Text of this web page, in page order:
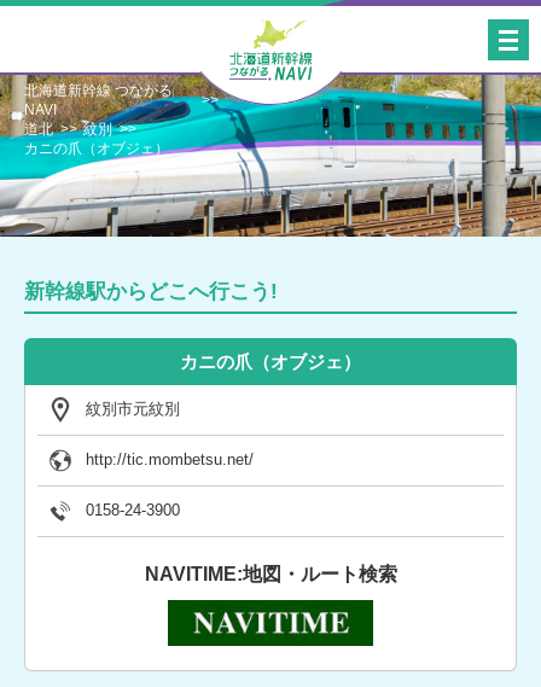
北海道新幹線 つながる
NAVI
道北
紋別
カニの爪（オブジェ）
新幹線駅からどこへ行こう!
カニの爪（オブジェ）
紋別市元紋別
http://tic.mombetsu.net/
0158-24-3900
NAVITIME:地図・ルート検索